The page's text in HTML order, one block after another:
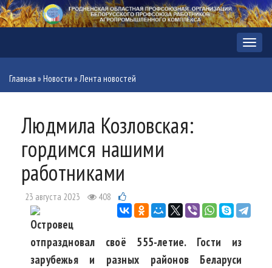
Меню
Главная »Новости »Лента новостей
Людмила Козловская:
гордимся нашими
работниками
23 августа 2023 408
Островец
отпраздновал своё 555-летие. Гости из
зарубежья и разных районов Беларуси